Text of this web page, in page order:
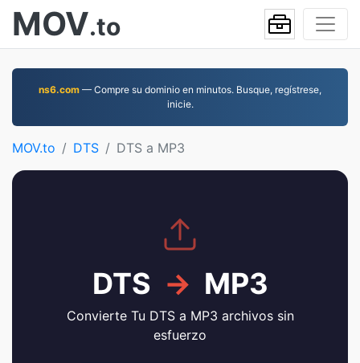
MOV.to
ns6.com — Compre su dominio en minutos. Busque, regístrese,
inicie.
MOV.to DTS DTS a MP3
DTS → MP3
Convierte Tu DTS a MP3 archivos sin
esfuerzo